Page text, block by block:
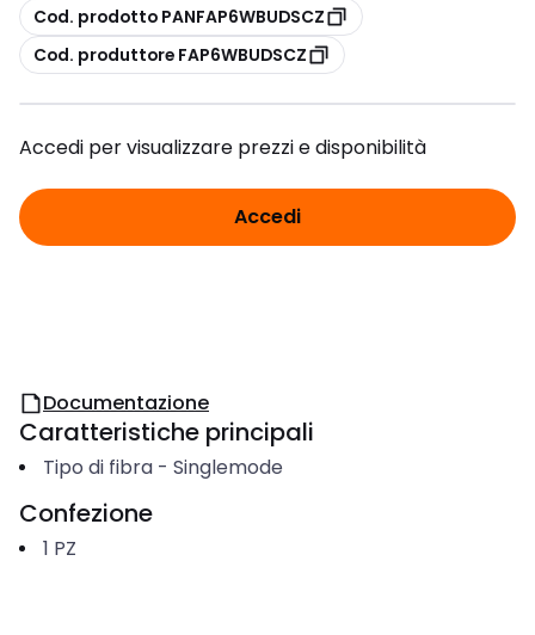
copia
Cod. prodotto PANFAP6WBUDSCZ
copia
Cod. produttore FAP6WBUDSCZ
Accedi per visualizzare prezzi e disponibilità
Accedi
Documentazione
Caratteristiche principali
Tipo di fibra- Singlemode
Confezione
1 PZ